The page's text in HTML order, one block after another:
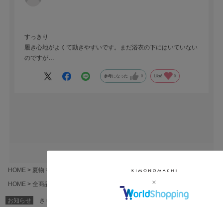
すっきり
履き心地がよくて動きやすいです。まだ浴衣の下にはいていない
のですが…
参考になった 0 Like! 0
HOME 夏物
HOME
全商品
お知らせ
きもの町からのご案内(自動配信メール・お問い合わせメールの返